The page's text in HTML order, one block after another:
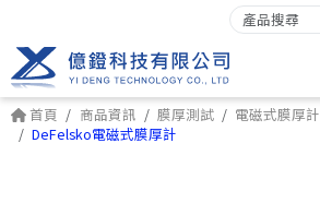
首頁 商品資訊 膜厚測試
電磁式膜厚計
DeFelsko電磁式膜厚計